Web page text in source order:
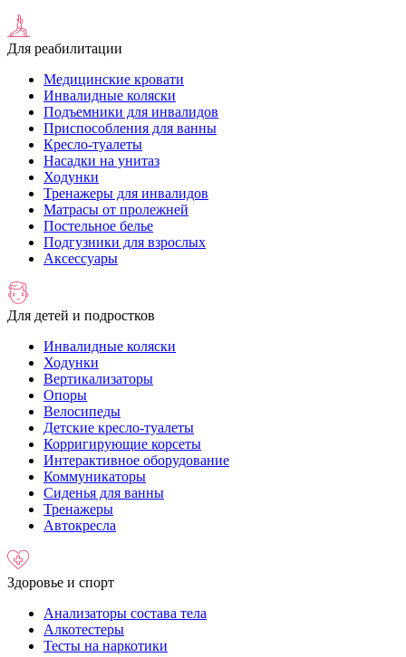
Для реабилитации
Медицинские кровати
Инвалидные коляски
Подъемники для инвалидов
Приспособления для ванны
Кресло-туалеты
Насадки на унитаз
Ходунки
Тренажеры для инвалидов
Матрасы от пролежней
Постельное белье
Подгузники для взрослых
Аксессуары
Для детей и подростков
Инвалидные коляски
Ходунки
Вертикализаторы
Опоры
Велосипеды
Детские кресло-туалеты
Корригирующие корсеты
Интерактивное оборудование
Коммуникаторы
Сиденья для ванны
Тренажеры
Автокресла
Здоровье и спорт
Анализаторы состава тела
Алкотестеры
Тесты на наркотики